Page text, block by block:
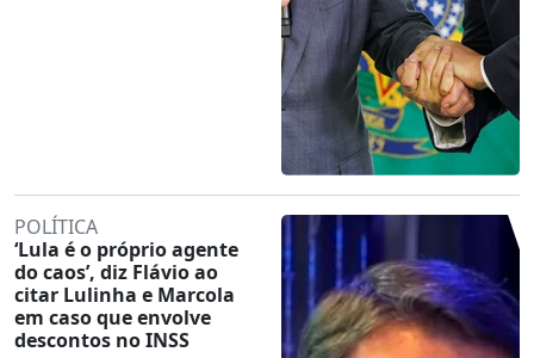
POLÍTICA
‘Lula é o próprio agente
do caos’, diz Flávio ao
citar Lulinha e Marcola
em caso que envolve
descontos no INSS